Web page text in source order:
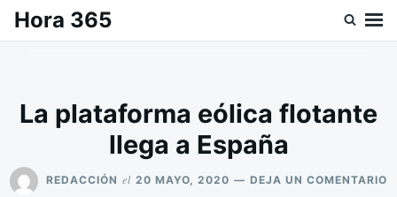
SaltarBuscar:
Hora 365
La plataforma eólica flotante
llega a España
REDACCIÓN el 20 MAYO, 2020 DEJA UN COMENTARIO